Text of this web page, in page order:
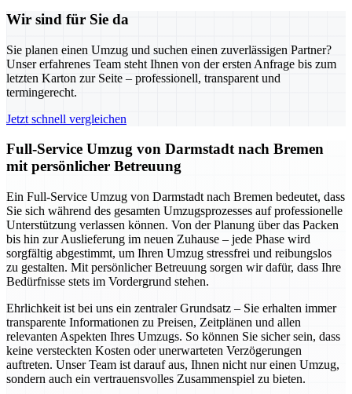
Wir sind für Sie da
Sie planen einen Umzug und suchen einen zuverlässigen Partner?
Unser erfahrenes Team steht Ihnen von der ersten Anfrage bis zum
letzten Karton zur Seite – professionell, transparent und
termingerecht.
Jetzt schnell vergleichen
Full-Service Umzug von Darmstadt nach Bremen
mit persönlicher Betreuung
Ein Full-Service Umzug von Darmstadt nach Bremen bedeutet, dass
Sie sich während des gesamten Umzugsprozesses auf professionelle
Unterstützung verlassen können. Von der Planung über das Packen
bis hin zur Auslieferung im neuen Zuhause – jede Phase wird
sorgfältig abgestimmt, um Ihren Umzug stressfrei und reibungslos
zu gestalten. Mit persönlicher Betreuung sorgen wir dafür, dass Ihre
Bedürfnisse stets im Vordergrund stehen.
Ehrlichkeit ist bei uns ein zentraler Grundsatz – Sie erhalten immer
transparente Informationen zu Preisen, Zeitplänen und allen
relevanten Aspekten Ihres Umzugs. So können Sie sicher sein, dass
keine versteckten Kosten oder unerwarteten Verzögerungen
auftreten. Unser Team ist darauf aus, Ihnen nicht nur einen Umzug,
sondern auch ein vertrauensvolles Zusammenspiel zu bieten.